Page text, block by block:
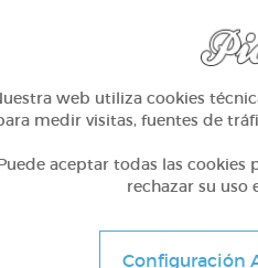
web utiliza cookies
medir visitas, fuentes de
aceptar todas las cookies
rechazar su uso
Configuración